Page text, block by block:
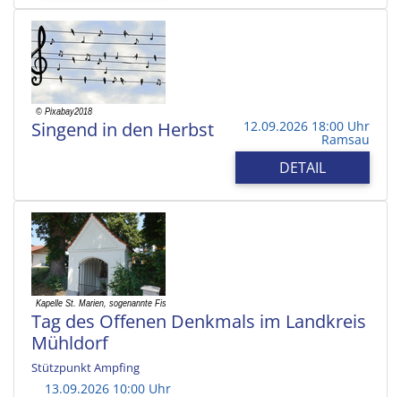
Singend in den Herbst 12.09.2026 18:00 Uhr
Ramsau
DETAIL
Tag des Offenen Denkmals im Landkreis
Mühldorf
Stützpunkt Ampfing
13.09.2026 10:00 Uhr